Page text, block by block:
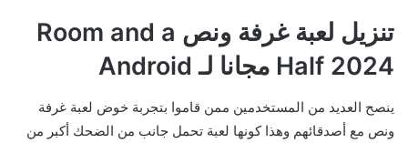
تنزيل لعبة غرفة ونص Room and a
Half 2024 مجانا لـ Android
ينصح العديد من المستخدمين ممن قاموا بتجربة خوض لعبة غرفة
ونص مع أصدقائهم وهذا كونها لعبة تحمل جانب من الضحك أكبر من